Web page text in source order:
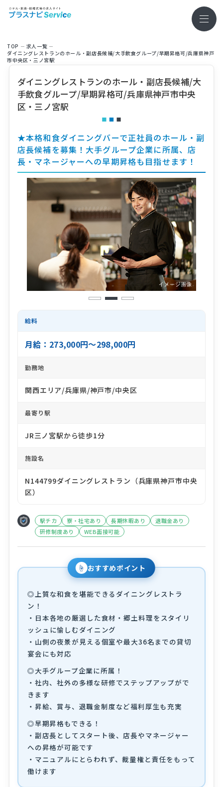
TOP
求⼈⼀覧
ダイニングレストランのホール・副店長候補/大手飲食グループ/早期昇格可/兵庫県神戸
市中央区・三ノ宮駅
ダイニングレストランのホール・副店長候補/大
手飲食グループ/早期昇格可/兵庫県神戸市中央
区・三ノ宮駅
★本格和食ダイニングバーで正社員のホール・副
店長候補を募集！大手グループ企業に所属、店
長・マネージャーへの早期昇格も目指せます！
1 2 3
給料
月給：273,000円～298,000円
勤務地
関西エリア/兵庫県/神戸市/中央区
最寄り駅
JR三ノ宮駅から徒歩1分
施設名
N144799ダイニングレストラン（兵庫県神戸市中央
区）
駅チカ 寮・社宅あり 長期休暇あり
退職金あり
研修制度あり
WEB面接可能
☝ おすすめポイント
◎上質な和食を堪能できるダイニングレストラ
ン！
・日本各地の厳選した食材・郷土料理をスタイリ
ッシュに愉しむダイニング
・山側の夜景が見える個室や最大36名までの貸切
宴会にも対応
◎大手グループ企業に所属！
・社内、社外の多様な研修でステップアップがで
きます
・昇給、賞与、退職金制度など福利厚生も充実
◎早期昇格もできる！
・副店長としてスタート後、店長やマネージャー
への昇格が可能です
・マニュアルにとらわれず、裁量権と責任をもって
働けます